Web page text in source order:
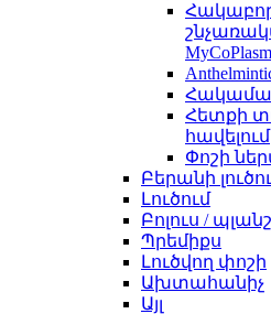
Հետքի
հավելում
Փոշի
Բերանի
Լուծում
Բոլուս /
Պրեմիքս
Լուծվող փոշի
Ախտահանիչ
Այլ